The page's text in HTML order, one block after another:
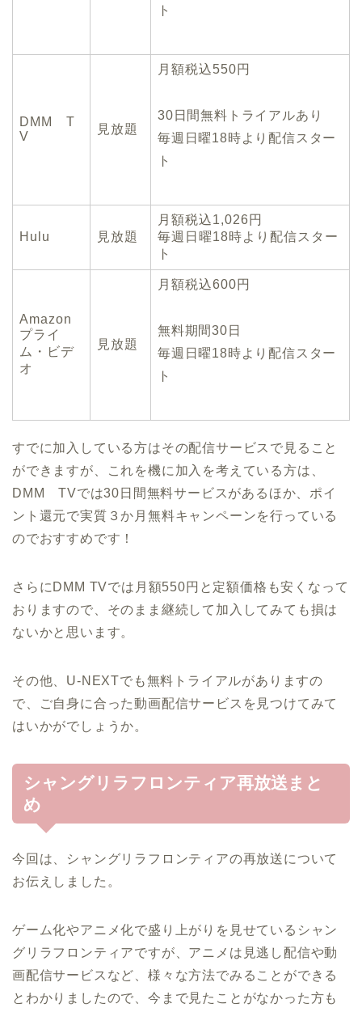
ト
DMM T
V
見放題
月額税込550円
30日間無料トライアルあり
毎週日曜18時より配信スター
ト
Hulu 見放題
月額税込1,026円
毎週日曜18時より配信スター
ト
Amazon
プライ
ム・ビデ
オ
見放題
月額税込600円
無料期間30日
毎週日曜18時より配信スター
ト
すでに加入している方はその配信サービスで見ること
ができますが、これを機に加入を考えている方は、
DMM TVでは30日間無料サービスがあるほか、ポイ
ント還元で実質３か月無料キャンペーンを行っている
のでおすすめです！
さらにDMM TVでは月額550円と定額価格も安くなって
おりますので、そのまま継続して加入してみても損は
ないかと思います。
その他、U-NEXTでも無料トライアルがありますの
で、ご自身に合った動画配信サービスを見つけてみて
はいかがでしょうか。
シャングリラフロンティア再放送まと
め
今回は、シャングリラフロンティアの再放送について
お伝えしました。
ゲーム化やアニメ化で盛り上がりを見せているシャン
グリラフロンティアですが、アニメは見逃し配信や動
画配信サービスなど、様々な方法でみることができる
とわかりましたので、今まで見たことがなかった方も